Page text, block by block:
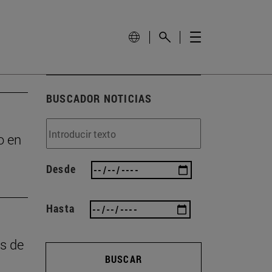
en
de
BUSCADOR NOTICIAS
Desde
Hasta
BUSCAR